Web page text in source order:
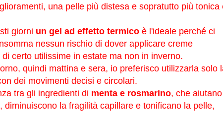
una pelle più distesa e sopratutto più tonica
giorni un gel ad effetto termicoè l'ideale perché ci
nessun rischio di dover applicare creme
certo utilissime in estate ma non in inverno.
quindi mattina e sera, io preferisco utilizzarla solo
dei movimenti decisi e circolari.
tra gli ingredienti di menta e rosmarino, che
la fragilità capillare e tonificano la pelle,